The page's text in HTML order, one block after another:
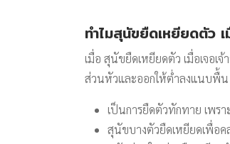
ทำไมสุนัขยืดเหยียดตัว เ
เมื่อ สุนัขยืดเหยียดตัว เมื่อเจอ
ส่วนหัวและออกให้ต่ำลงแนบพื้
เป็นการยืดตัวทักทาย เพร
สุนัขบางตัวยืดเหยียดเพื่อค